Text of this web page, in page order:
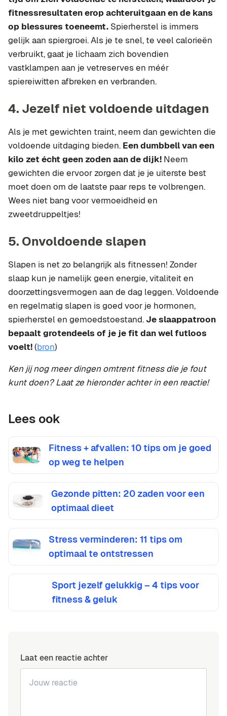
fitnessresultaten erop achteruitgaan en de kans
op blessures toeneemt. Spierherstel is immers
gelijk aan spiergroei. Als je te snel, te veel calorieën
verbruikt, gaat je lichaam zich bovendien
vastklampen aan je vetreserves en méér
spiereiwitten afbreken en verbranden.
4. Jezelf niet voldoende uitdagen
Als je met gewichten traint, neem dan gewichten die
voldoende uitdaging bieden. Een dumbbell van een
kilo zet écht geen zoden aan de dijk! Neem
gewichten die ervoor zorgen dat je je uiterste best
moet doen om de laatste paar reps te volbrengen.
Wees niet bang voor vermoeidheid en
zweetdruppeltjes!
5. Onvoldoende slapen
Slapen is net zo belangrijk als fitnessen! Zonder
slaap kun je namelijk geen energie, vitaliteit en
doorzettingsvermogen aan de dag leggen. Voldoende
en regelmatig slapen is goed voor je hormonen,
spierherstel en gemoedstoestand. Je slaappatroon
bepaalt grotendeels of je je fit dan wel futloos
voelt!(bron)
Ken jij nog meer dingen omtrent fitness die je fout
kunt doen? Laat ze hieronder achter in een reactie!
Lees ook
Fitness + afvallen: 10 tips om je goed
op weg te helpen
Gezonde pitten: 20 zaden voor een
optimaal dieet
Stress verminderen: 11 tips om
optimaal te ontstressen
Sport jezelf gelukkig – 4 tips voor
fitness & geluk
Laat een reactie achter